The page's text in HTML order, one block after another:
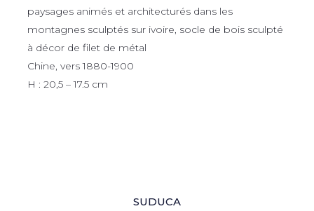
paysages animés et architecturés dans les
montagnes sculptés sur ivoire, socle de bois sculpté
à décor de filet de métal
Chine, vers 1880-1900
H : 20,5 – 17.5 cm
SUDUCA